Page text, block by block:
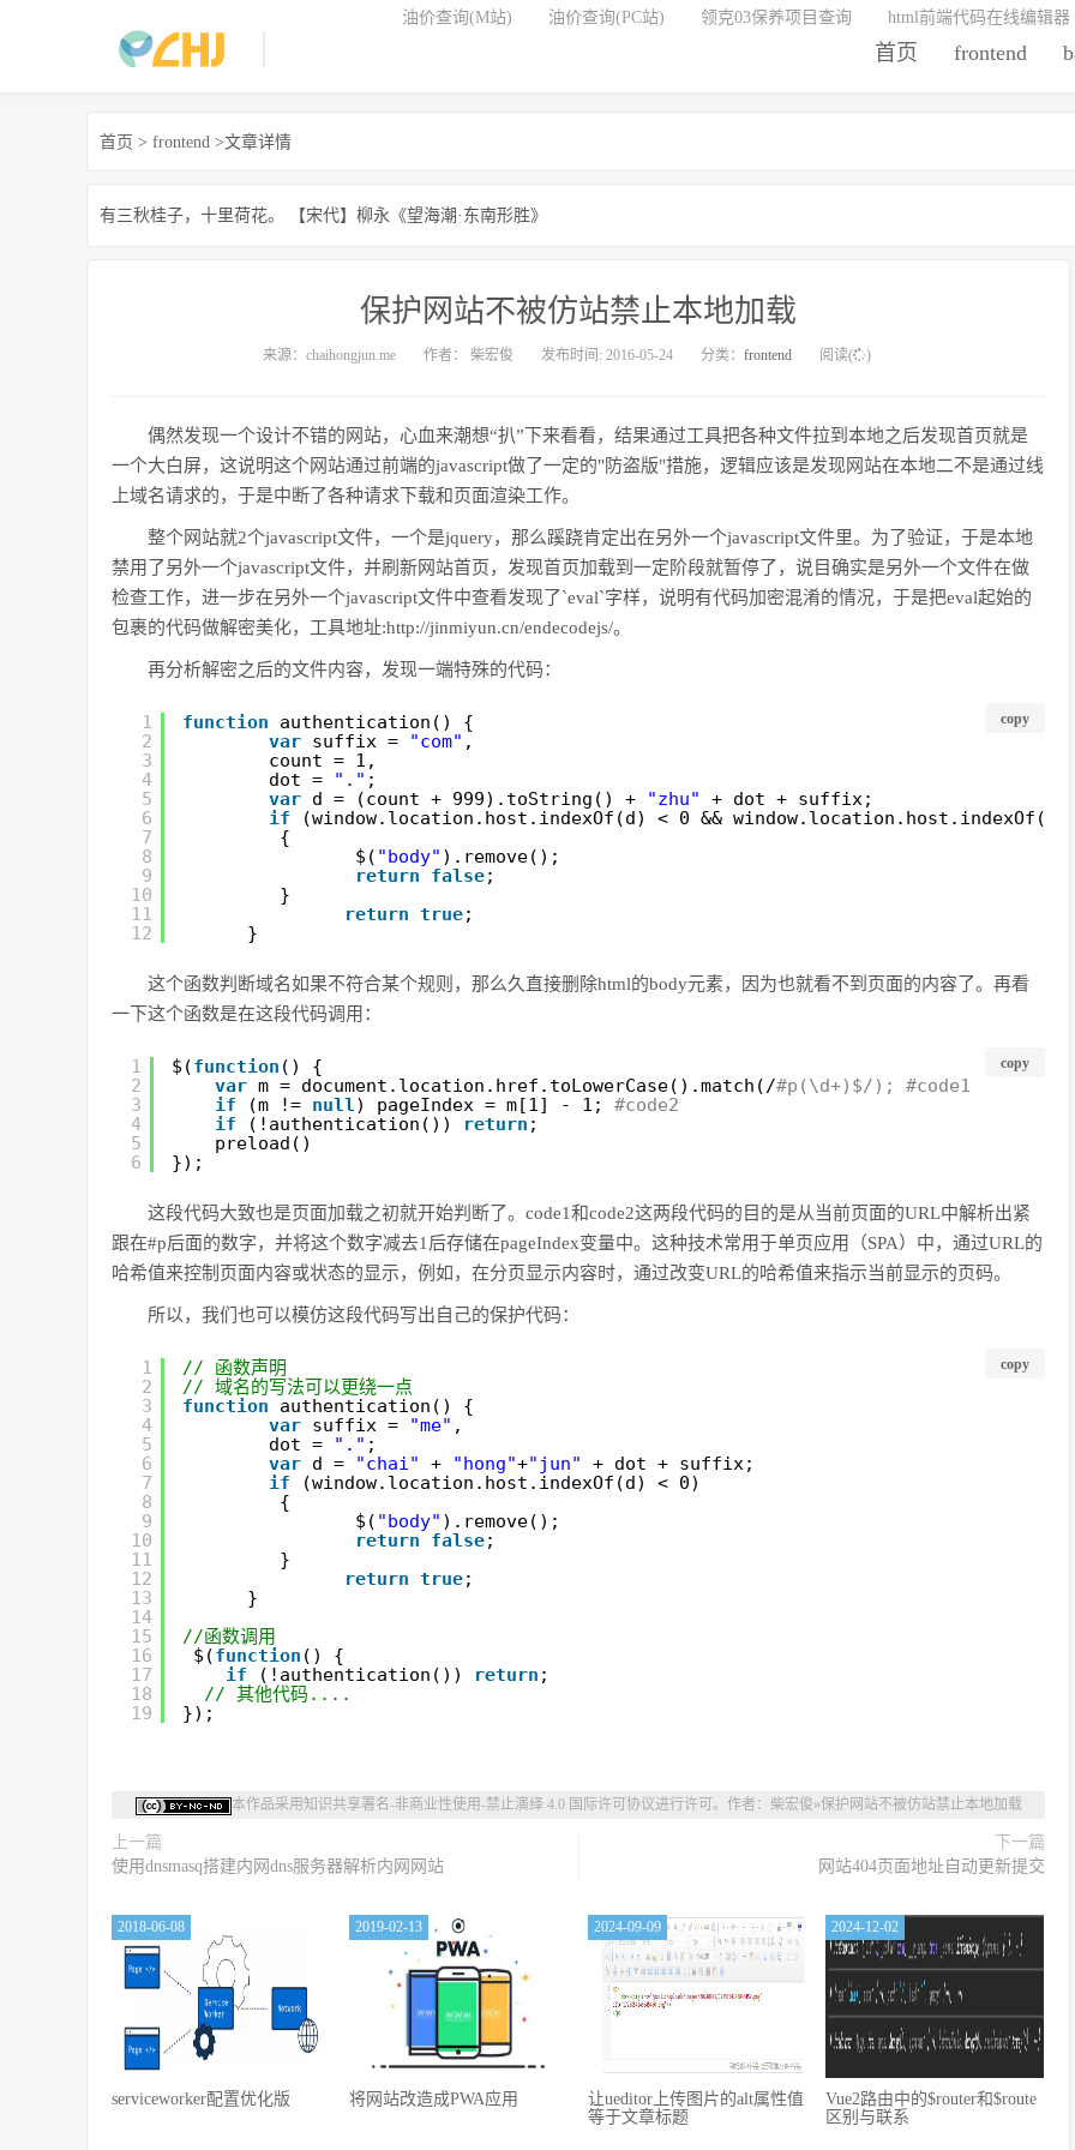
首页 frontend
油价查询(M站) 油价查询(PC站) 领克03保养项目查询 html前端代码在线编辑器
首页 > frontend >文章详情
有三秋桂子，十里荷花。 【宋代】柳永《望海潮·东南形胜》
保护网站不被仿站禁止本地加载
来源：chaihongjun.me 作者： 柴宏俊 发布时间: 2016-05-24 分类： frontend 阅读( )
偶然发现一个设计不错的网站，心血来潮想“扒”下来看看，结果通过工具把各种文件拉到本地之后发现首页就是
一个大白屏，这说明这个网站通过前端的javascript做了一定的"防盗版"措施，逻辑应该是发现网站在本地二不是通过线
上域名请求的，于是中断了各种请求下载和页面渲染工作。
整个网站就2个javascript文件，一个是jquery，那么蹊跷肯定出在另外一个javascript文件里。为了验证，于是本地
禁用了另外一个javascript文件，并刷新网站首页，发现首页加载到一定阶段就暂停了，说目确实是另外一个文件在做
检查工作，进一步在另外一个javascript文件中查看发现了`eval`字样，说明有代码加密混淆的情况，于是把eval起始的
包裹的代码做解密美化，工具地址:http://jinmiyun.cn/endecodejs/。
再分析解密之后的文件内容，发现一端特殊的代码：
1
2
3
4
5
6
7
8
9
10
11
12
function
authentication() {
var suffix = "com" ,
count = 1,
dot =
"." ;
var d = (count + 999).toString() + "zhu"
+ dot + suffix;
if
(window.location.host.indexOf(d) < 0 && window.location.host.indexOf(
{
$( "body" ).remove();
return
false;
}
return true;
}
copy
这个函数判断域名如果不符合某个规则，那么久直接删除html的body元素，因为也就看不到页面的内容了。再看
一下这个函数是在这段代码调用：
1
2
3
4
5
6
$(function () {
var m = document.location.href.toLowerCase().match(/#p(\d+)$/); #code1
if
(m != null ) pageIndex = m[1] - 1; #code2
if
(!authentication()) return ;
preload()
});
copy
这段代码大致也是页面加载之初就开始判断了。code1和code2这两段代码的目的是从当前页面的URL中解析出紧
跟在#p后面的数字，并将这个数字减去1后存储在pageIndex变量中。这种技术常用于单页应用（SPA）中，通过URL的
哈希值来控制页面内容或状态的显示，例如，在分页显示内容时，通过改变URL的哈希值来指示当前显示的页码。
所以，我们也可以模仿这段代码写出自己的保护代码：
1
2
3
4
5
6
7
8
9
10
11
12
13
14
15
16
17
18
19
// 函数声明
// 域名的写法可以更绕一点
function
authentication() {
var suffix = "me" ,
dot =
"." ;
var d = "chai" + "hong"+"jun"
+ dot + suffix;
if
(window.location.host.indexOf(d) < 0)
{
$( "body" ).remove();
return
false;
}
return true;
}
//函数调用
$(function () {
if
(!authentication()) return ;
// 其他代码....
});
copy
本作品采用知识共享署名-非商业性使用-禁止演绎 4.0 国际许可协议进行许可。作者： 柴宏俊»保护网站不被仿站禁止本地加载
上一篇
使用dnsmasq搭建内网dns服务器解析内网网站
下一篇
网站404页面地址自动更新提交
serviceworker配置优化版
2018-06-08
将网站改造成PWA应用
2019-02-13
让ueditor上传图片的alt属性值
等于文章标题
2024-09-09
Vue2路由中的$router和$route
区别与联系
2024-12-02